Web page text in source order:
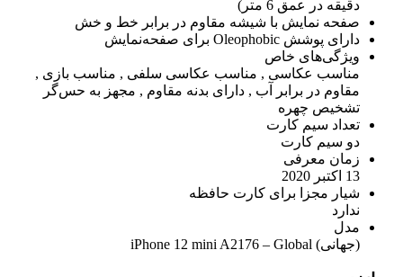
دقیقه در عمق 6 متر)
صفحه نمایش با شیشه مقاوم در برابر خط و خش
دارای پوشش Oleophobic برای صفحه‌نمایش
ویژگی‌های خاص
مناسب عکاسی , مناسب عکاسی سلفی , مناسب بازی ,
مقاوم در برابر آب , دارای بدنه مقاوم , مجهز به حس‌گر
تشخیص چهره
تعداد سیم کارت
دو سیم کارت
زمان معرفی
13 اکتبر 2020
شیار مجزا برای کارت حافظه
ندارد
مدل
(جهانی) iPhone 12 mini A2176 – Global